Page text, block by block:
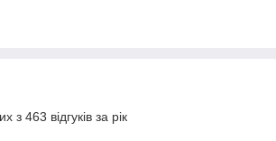
з 463 відгуків за рік